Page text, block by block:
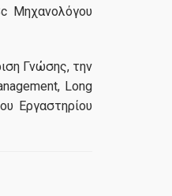
Μηχανολόγου
Γνώσης, την
Long
Εργαστηρίου